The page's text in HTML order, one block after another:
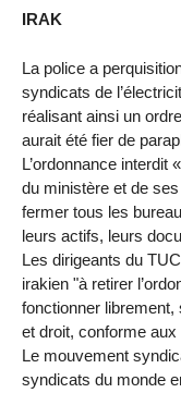
IRAK
La police a
syndicats de
réalisant ainsi un
aurait été fier de
L’ordonnance
du ministère et de
fermer tous les
leurs actifs, leurs
Les dirigeants du
irakien "à retirer
fonctionner librement,
et droit, conforme
Le mouvement
syndicats du monde